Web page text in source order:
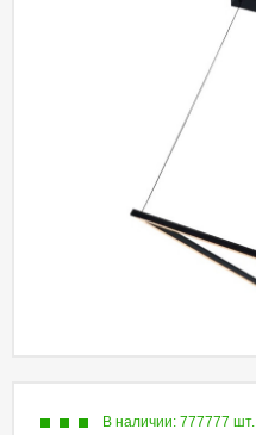
В наличии: 777777 шт.